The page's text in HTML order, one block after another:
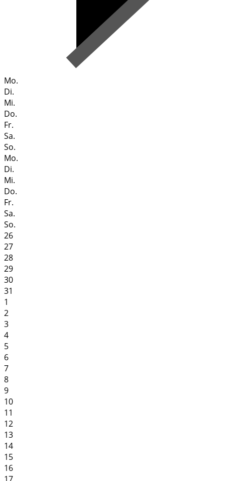
Mo.
Di.
Mi.
Do.
Fr.
Sa.
So.
Mo.
Di.
Mi.
Do.
Fr.
Sa.
So.
26
27
28
29
30
31
1
2
3
4
5
6
7
8
9
10
11
12
13
14
15
16